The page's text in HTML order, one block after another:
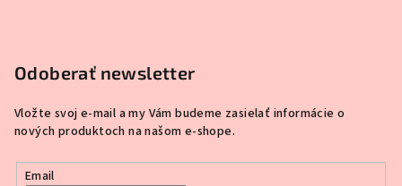
Odoberať newsletter
Vložte svoj e-mail a my Vám budeme zasielať informácie o
nových produktoch na našom e-shope.
Email